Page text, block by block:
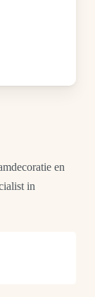
en
in